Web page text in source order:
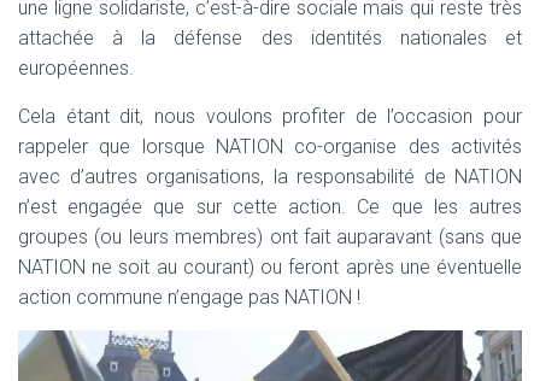
une ligne solidariste, c’est-à-dire sociale mais qui reste très
attachée à la défense des identités nationales et
européennes.
Cela étant dit, nous voulons profiter de l’occasion pour
rappeler que lorsque NATION co-organise des activités
avec d’autres organisations, la responsabilité de NATION
n’est engagée que sur cette action. Ce que les autres
groupes (ou leurs membres) ont fait auparavant (sans que
NATION ne soit au courant) ou feront après une éventuelle
action commune n’engage pas NATION !